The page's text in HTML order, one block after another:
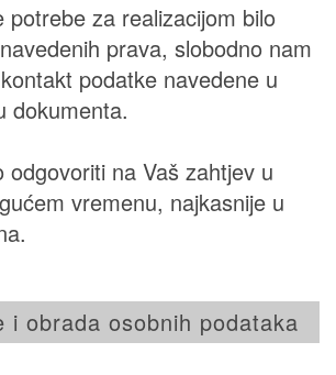
potrebe za realizacijom bilo
prava, slobodno nam
podatke navedene u
dokumenta.
odgovoriti na Vaš zahtjev u
vremenu, najkasnije u
i obrada osobnih podataka